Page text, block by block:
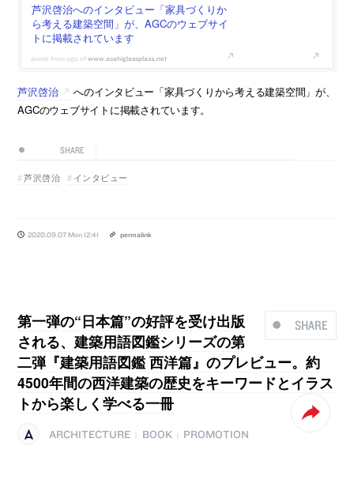
芦沢啓治へのインタビュー「家具づくりか
ら考える建築空間」が、AGCのウェブサイ
トに掲載されています
www.asahiglassplaza.net
芦沢啓治
へのインタビュー「家具づくりから考える建築空間」が、
AGCのウェブサイトに掲載されています。
SHARE
芦沢啓治 インタビュー
2020.09.07 Mon 12:41 permalink
SHARE
第一弾の“日本篇”の好評を受け出版
される、建築用語図鑑シリーズの第
二弾『建築用語図鑑 西洋篇』のプレビュー。約
4500年間の西洋建築の歴史をキーワードとイラス
トから楽しく学べる一冊
ARCHITECTURE BOOK PROMOTION